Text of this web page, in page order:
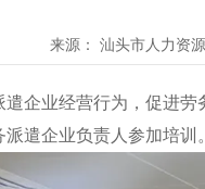
来源： 汕头市人力资
企业经营行为，促进
遣企业负责人参加培训。